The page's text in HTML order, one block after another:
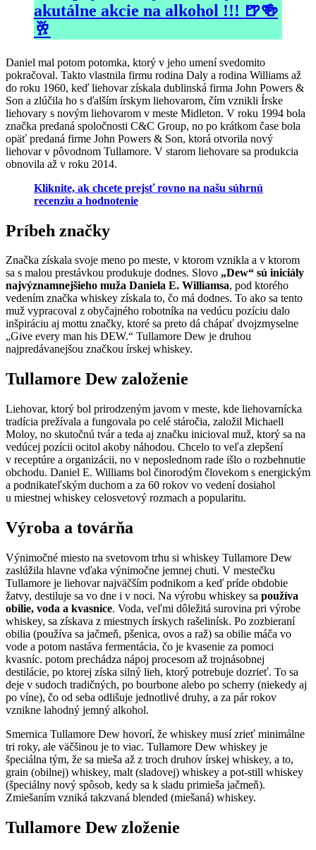
akutálne akcie na alkohol !!! 🍺🍻
🥂
Daniel mal potom potomka, ktorý v jeho umení svedomito
pokračoval. Takto vlastnila firmu rodina Daly a rodina Williams až
do roku 1960, keď liehovar získala dublinská firma John Powers &
Son a zlúčila ho s ďalším írskym liehovarom, čím vznikli Írske
liehovary s novým liehovarom v meste Midleton. V roku 1994 bola
značka predaná spoločnosti C&C Group, no po krátkom čase bola
opäť predaná firme John Powers & Son, ktorá otvorila nový
liehovar v pôvodnom Tullamore. V starom liehovare sa produkcia
obnovila až v roku 2014.
Kliknite, ak chcete prejsť rovno na našu súhrnú
recenziu a hodnotenie
Príbeh značky
Značka získala svoje meno po meste, v ktorom vznikla a v ktorom
sa s malou prestávkou produkuje dodnes. Slovo „Dew“ sú iniciály
najvýznamnejšieho muža Daniela E. Williamsa, pod ktorého
vedením značka whiskey získala to, čo má dodnes. To ako sa tento
muž vypracoval z obyčajného robotníka na vedúcu pozíciu dalo
inšpiráciu aj mottu značky, ktoré sa preto dá chápať dvojzmyselne
„Give every man his DEW.“ Tullamore Dew je druhou
najpredávanejšou značkou írskej whiskey.
Tullamore Dew založenie
Liehovar, ktorý bol prirodzeným javom v meste, kde liehovarnícka
tradícia prežívala a fungovala po celé stáročia, založil Michaell
Moloy, no skutočnú tvár a teda aj značku inicioval muž, ktorý sa na
vedúcej pozícii ocitol akoby náhodou. Chcelo to veľa zlepšení
v receptúre a organizácii, no v neposlednom rade išlo o rozbehnutie
obchodu. Daniel E. Williams bol činorodým človekom s energickým
a podnikateľským duchom a za 60 rokov vo vedení dosiahol
u miestnej whiskey celosvetový rozmach a popularitu.
Výroba a továrňa
Výnimočné miesto na svetovom trhu si whiskey Tullamore Dew
zaslúžila hlavne vďaka výnimočne jemnej chuti. V mestečku
Tullamore je liehovar najväčším podnikom a keď príde obdobie
žatvy, destiluje sa vo dne i v noci. Na výrobu whiskey sa používa
obilie, voda a kvasnice. Voda, veľmi dôležitá surovina pri výrobe
whiskey, sa získava z miestnych írskych rašelinísk. Po zozbieraní
obilia (používa sa jačmeň, pšenica, ovos a raž) sa obilie máča vo
vode a potom nastáva fermentácia, čo je kvasenie za pomoci
kvasníc. potom prechádza nápoj procesom až trojnásobnej
destilácie, po ktorej získa silný lieh, ktorý potrebuje dozrieť. To sa
deje v sudoch tradičných, po bourbone alebo po scherry (niekedy aj
po víne), čo od seba odlišuje jednotlivé druhy, a za pár rokov
vznikne lahodný jemný alkohol.
Smernica Tullamore Dew hovorí, že whiskey musí zrieť minimálne
tri roky, ale väčšinou je to viac. Tullamore Dew whiskey je
špeciálna tým, že sa mieša až z troch druhov írskej whiskey, a to,
grain (obilnej) whiskey, malt (sladovej) whiskey a pot-still whiskey
(špeciálny nový spôsob, kedy sa k sladu primieša jačmeň).
Zmiešaním vzniká takzvaná blended (miešaná) whiskey.
Tullamore Dew zloženie